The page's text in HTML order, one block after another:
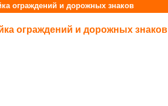
ограждений и дорожных знаков
ограждений и дорожных знаков